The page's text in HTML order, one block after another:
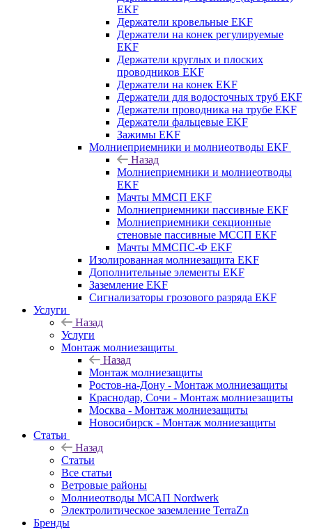
EKF
Держатели кровельные EKF
Держатели на конек регулируемые
EKF
Держатели круглых и плоских
проводников EKF
Держатели на конек EKF
Держатели для водосточных труб EKF
Держатели проводника на трубе EKF
Держатели фальцевые EKF
Зажимы EKF
Молниеприемники и молниеотводы EKF
Назад
Молниеприемники и молниеотводы
EKF
Мачты ММСП EKF
Молниеприемники пассивные EKF
Молниеприемники секционные
стеновые пассивные МССП EKF
Мачты ММСПС-Ф EKF
Изолированная молниезащита EKF
Дополнительные элементы EKF
Заземление EKF
Сигнализаторы грозового разряда EKF
Услуги
Назад
Услуги
Монтаж молниезащиты
Назад
Монтаж молниезащиты
Ростов-на-Дону - Монтаж молниезащиты
Краснодар, Сочи - Монтаж молниезащиты
Москва - Монтаж молниезащиты
Новосибирск - Монтаж молниезащиты
Статьи
Назад
Статьи
Все статьи
Ветровые районы
Молниеотводы МСАП Nordwerk
Электролитическое заземление TerraZn
Бренды